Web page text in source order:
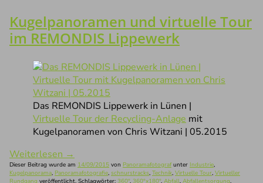
Kugelpanoramen und virtuelle Tour
im REMONDIS Lippewerk
Das REMONDIS Lippewerk in Lünen |
Virtuelle Tour der Recycling-Anlage mit
Kugelpanoramen von Chris Witzani | 05.2015
Weiterlesen →
Dieser Beitrag wurde am 14/09/2015 von Panoramafotografunter Industrie,
Kugelpanorama, Panoramafotografie, schnurstracks, Technik, Virtuelle Tour, Virtueller
Rundgang veröffentlicht. Schlagwörter: 360°, 360°x180°, Abfall, Abfallentsorgung,